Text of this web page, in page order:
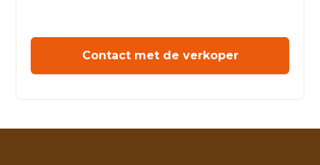
Contact met de verkoper